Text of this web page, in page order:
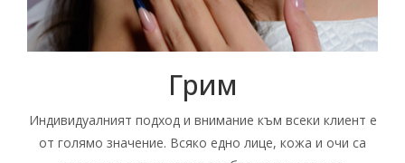
Грим
Индивидуалният подход и внимание към всеки клиент е
от голямо значение. Всяко едно лице, кожа и очи са